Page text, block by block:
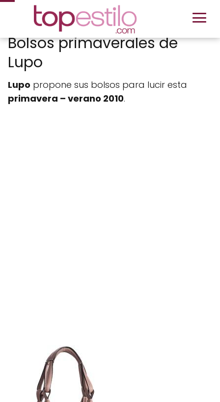
Bolsos primaverales de
Lupo
Lupo propone sus bolsos para lucir esta
primavera – verano 2010.